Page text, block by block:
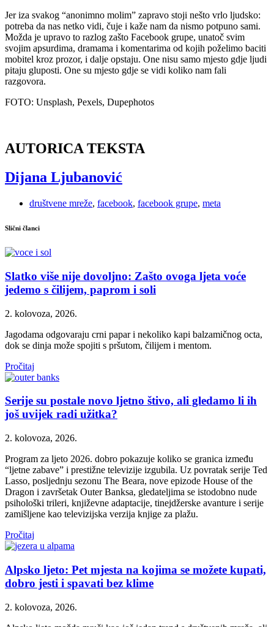
Jer iza svakog “anonimno molim” zapravo stoji nešto vrlo ljudsko:
potreba da nas netko vidi, čuje i kaže nam da nismo potpuno sami.
Možda je upravo to razlog zašto Facebook grupe, unatoč svim
svojim apsurdima, dramama i komentarima od kojih poželimo baciti
mobitel kroz prozor, i dalje opstaju. One nisu samo mjesto gdje ljudi
pitaju gluposti. One su mjesto gdje se vidi koliko nam fali
razgovora.
FOTO: Unsplash, Pexels, Dupephotos
AUTORICA TEKSTA
Dijana Ljubanović
društvene mreže, facebook, facebook grupe, meta
Slični članci
Slatko više nije dovoljno: Zašto ovoga ljeta voće
jedemo s čilijem, paprom i soli
2. kolovoza, 2026.
Jagodama odgovaraju crni papar i nekoliko kapi balzamičnog octa,
dok se dinja može spojiti s pršutom, čilijem i mentom.
Pročitaj
Serije su postale novo ljetno štivo, ali gledamo li ih
još uvijek radi užitka?
2. kolovoza, 2026.
Program za ljeto 2026. dobro pokazuje koliko se granica između
“ljetne zabave” i prestižne televizije izgubila. Uz povratak serije Ted
Lasso, posljednju sezonu The Beara, nove epizode House of the
Dragon i završetak Outer Banksa, gledateljima se istodobno nude
psihološki trileri, književne adaptacije, tinejdžerske avanture i serije
zamišljene kao televizijska verzija knjige za plažu.
Pročitaj
Alpsko ljeto: Pet mjesta na kojima se možete kupati,
dobro jesti i spavati bez klime
2. kolovoza, 2026.